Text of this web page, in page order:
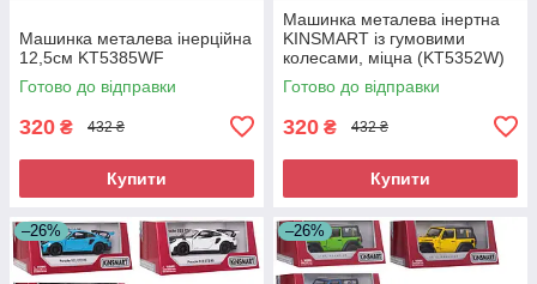
Машинка металева інерційна
12,5см KT5385WF
Готово до відправки
320 ₴ 432 ₴
Купити
Машинка металева інертна
KINSMART із гумовими
колесами, міцна (KT5352W)
Готово до відправки
320 ₴ 432 ₴
Купити
–26% –26%